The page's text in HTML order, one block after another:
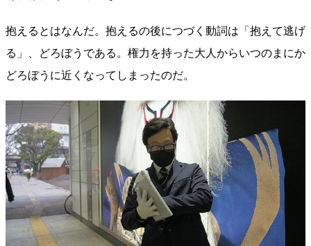
抱えるとはなんだ。抱えるの後につづく動詞は「抱えて逃げ
る」、どろぼうである。権力を持った大人からいつのまにか
どろぼうに近くなってしまったのだ。